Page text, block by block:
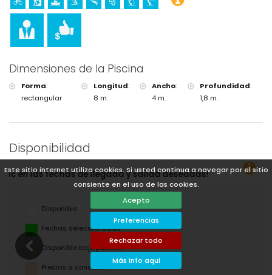
Este sitio internet utiliza cookies. Si usted continua a navegar por el sitio
consiente en el uso de las cookies.
Acepto
Preferencias
Rechazar todo
Más info aquí
Dimensiones de la Piscina
Forma:
rectangular
Longitud:
8 m.
Ancho:
4 m.
Profundidad:
1,8 m.
Disponibilidad
Disponible
Fechas seleccionadas
Disponible bajo petición
Precios a consultar